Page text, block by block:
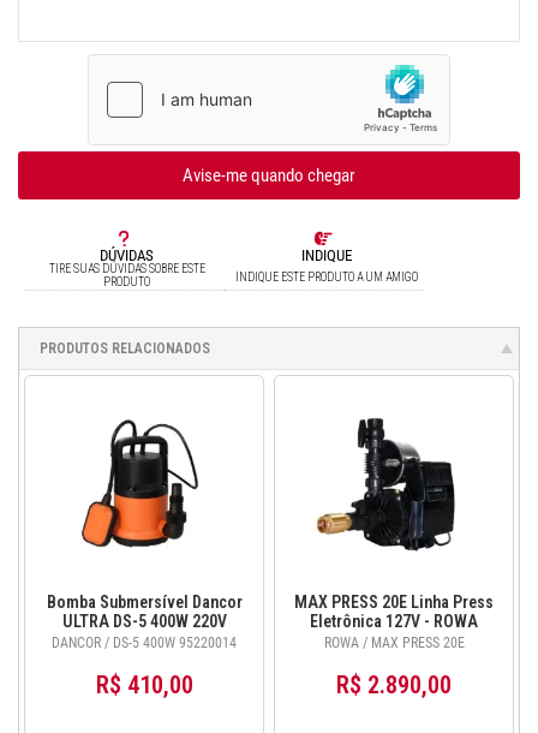
DÚVIDAS
TIRE SUAS DÚVIDAS SOBRE ESTE
PRODUTO
INDIQUE
INDIQUE ESTE PRODUTO A UM AMIGO
Avise-me quando chegar
PRODUTOS RELACIONADOS
Bomba Submersível Dancor
ULTRA DS-5 400W 220V
Monofásica 95220014
DANCOR / DS-5 400W 95220014
R$ 410,00
MAX PRESS 20E Linha Press
Eletrônica 127V - ROWA
ROWA / MAX PRESS 20E
R$ 2.890,00